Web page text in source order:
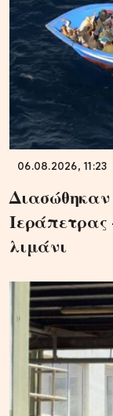
06.08.2026, 11:23
Διασώθηκαν
λιμάνι